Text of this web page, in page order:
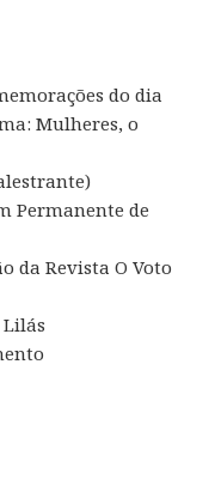
do dia
Mulheres, o
Permanente de
da Revista O Voto
Lilás